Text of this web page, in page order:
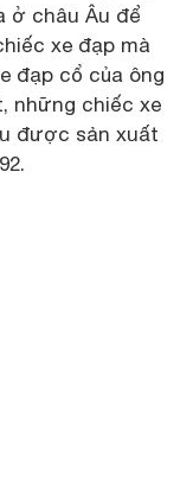
ở châu Âu để
xe đạp mà
đạp cổ của ông
những chiếc xe
được sản xuất